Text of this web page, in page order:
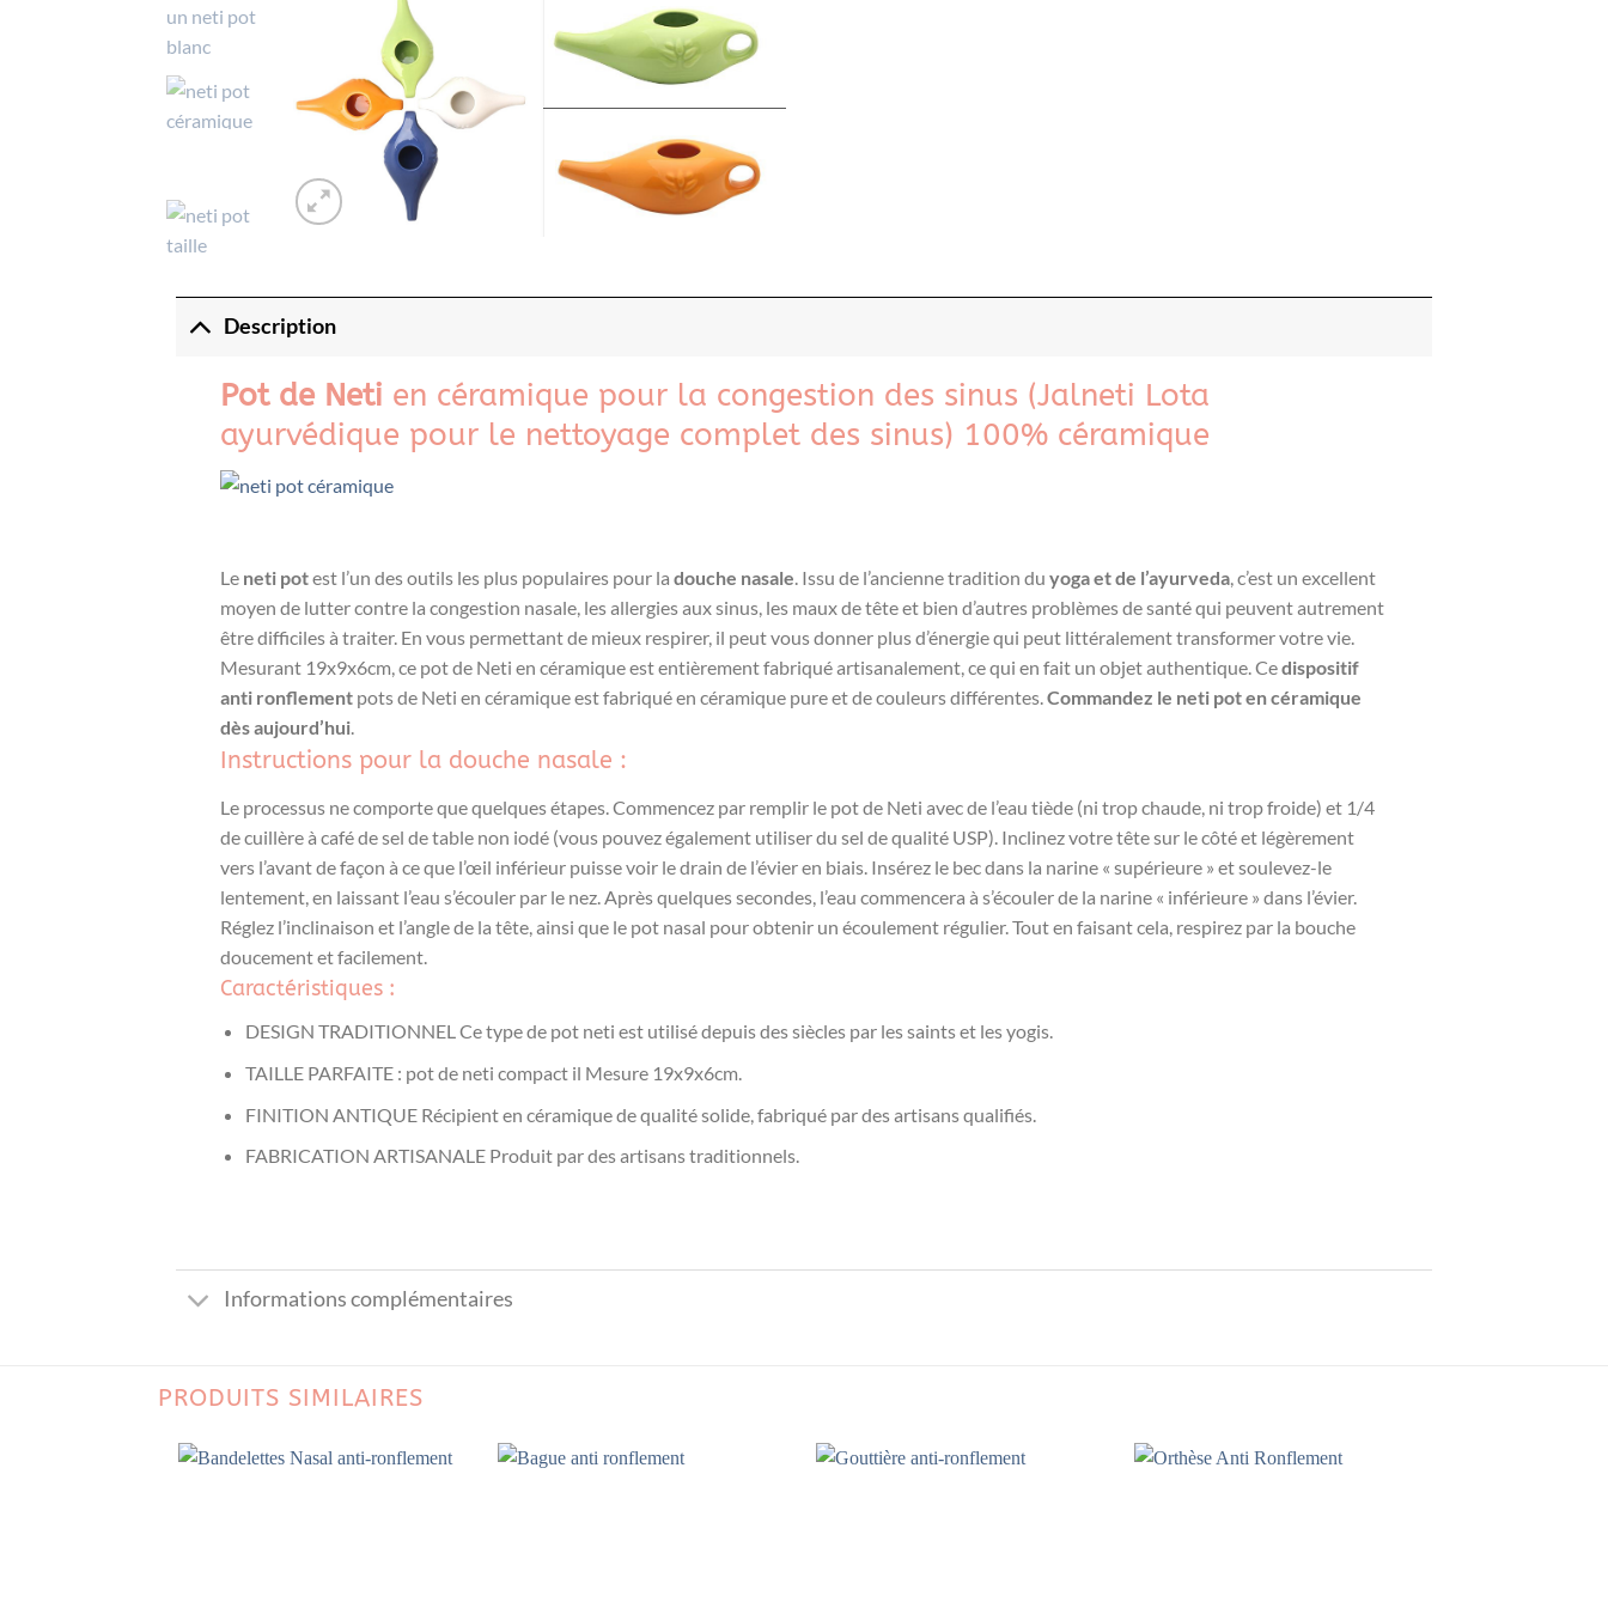
Description
Pot de Neti en céramique pour la congestion des sinus (Jalneti Lota
ayurvédique pour le nettoyage complet des sinus) 100% céramique
Le neti potest l’un des outils les plus populaires pour la douche nasale. Issu de l’ancienne tradition du yoga et de l’ayurveda, c’est un excellent
moyen de lutter contre la congestion nasale, les allergies aux sinus, les maux de tête et bien d’autres problèmes de santé qui peuvent autrement
être difficiles à traiter. En vous permettant de mieux respirer, il peut vous donner plus d’énergie qui peut littéralement transformer votre vie.
Mesurant 19x9x6cm, ce pot de Neti en céramique est entièrement fabriqué artisanalement, ce qui en fait un objet authentique. Cedispositif
anti ronflementpots de Neti en céramique est fabriqué en céramique pure et de couleurs différentes.Commandez le neti pot en céramique
dès aujourd’hui.
Instructions pour la douche nasale :
Le processus ne comporte que quelques étapes. Commencez par remplir le pot de Neti avec de l’eau tiède (ni trop chaude, ni trop froide) et 1/4
de cuillère à café de sel de table non iodé (vous pouvez également utiliser du sel de qualité USP). Inclinez votre tête sur le côté et légèrement
vers l’avant de façon à ce que l’œil inférieur puisse voir le drain de l’évier en biais. Insérez le bec dans la narine « supérieure » et soulevez-le
lentement, en laissant l’eau s’écouler par le nez. Après quelques secondes, l’eau commencera à s’écouler de la narine « inférieure » dans l’évier.
Réglez l’inclinaison et l’angle de la tête, ainsi que le pot nasal pour obtenir un écoulement régulier. Tout en faisant cela, respirez par la bouche
doucement et facilement.
Caractéristiques :
DESIGN TRADITIONNEL Ce type de pot neti est utilisé depuis des siècles par les saints et les yogis.
TAILLE PARFAITE : pot de neti compact il Mesure 19x9x6cm.
FINITION ANTIQUE Récipient en céramique de qualité solide, fabriqué par des artisans qualifiés.
FABRICATION ARTISANALE Produit par des artisans traditionnels.
Informations complémentaires
PRODUITS SIMILAIRES